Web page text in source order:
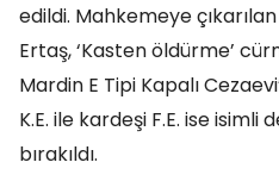
edildi. Mahkemeye
Ertaş, ‘Kasten öldürme’
Mardin E Tipi Kapalı
K.E. ile kardeşi F.E. ise
bırakıldı.